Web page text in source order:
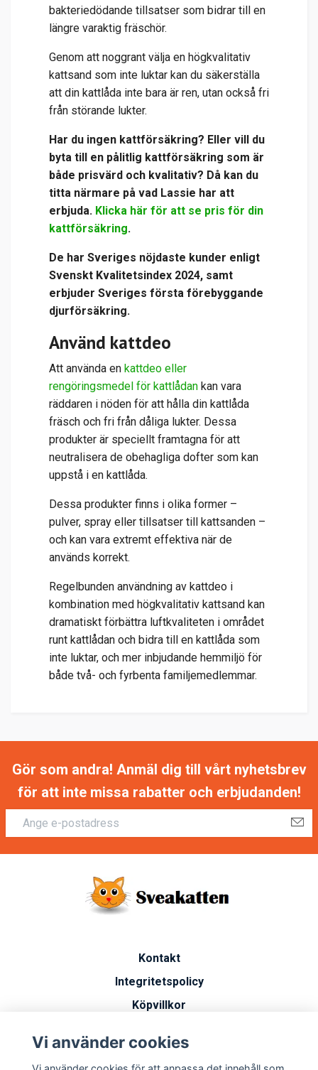
bakteriedödande tillsatser som bidrar till en
längre varaktig fräschör.
Genom att noggrant välja en högkvalitativ
kattsand som inte luktar kan du säkerställa
att din kattlåda inte bara är ren, utan också fri
från störande lukter.
Har du ingen kattförsäkring? Eller vill du
byta till en pålitlig kattförsäkring som är
både prisvärd och kvalitativ? Då kan du
titta närmare på vad Lassie har att
erbjuda. Klicka här för att se pris för din
kattförsäkring.
De har Sveriges nöjdaste kunder enligt
Svenskt Kvalitetsindex 2024, samt
erbjuder Sveriges första förebyggande
djurförsäkring.
Använd kattdeo
Att använda en kattdeo eller
rengöringsmedel för kattlådan kan vara
räddaren i nöden för att hålla din kattlåda
fräsch och fri från dåliga lukter. Dessa
produkter är speciellt framtagna för att
neutralisera de obehagliga dofter som kan
uppstå i en kattlåda.
Dessa produkter finns i olika former –
pulver, spray eller tillsatser till kattsanden –
och kan vara extremt effektiva när de
används korrekt.
Regelbunden användning av kattdeo i
kombination med högkvalitativ kattsand kan
dramatiskt förbättra luftkvaliteten i området
runt kattlådan och bidra till en kattlåda som
inte luktar, och mer inbjudande hemmiljö för
både två- och fyrbenta familjemedlemmar.
Gör som andra! Anmäl dig till vårt nyhetsbrev
för att inte missa rabatter och erbjudanden!
Kontakt
Integritetspolicy
Köpvillkor
Vanliga frågor
Vi använder cookies